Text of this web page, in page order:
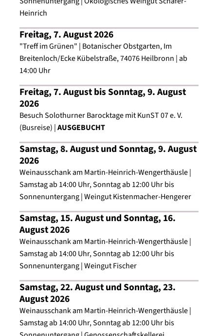
- Kreissparkasse Heilbronn
- (Förderkreis) Wirtschaftsjunioren Heilbronn-Franken
- Wirtschaftsförderung Stadt Heilbronn
Die Beiratssitzungen finden an folgenden Tagen statt:
- Montag, 6. Juli 2026 um 16 Uhr im Heilbronner
Schießhaus mit anschließendem Besuch auf dem
Heilbronner Volksfest
- Dienstag, 24. November 2026 um 18 Uhr Eröffnung
Heilbronner Käthchen Weihnachtsmarkt,
anschließend Wein Villa
Heinrich
Freitag, 7. August 2026
"Treff im Grünen" | Botanischer Obstgarten, Im
Breitenloch/Ecke Kübelstraße, 74076 Heilbronn | ab
14:00 Uhr
Freitag, 7. August bis Sonntag, 9. August
2026
Besuch Solothurner Barocktage mit KunST 07 e. V.
(Busreise) |AUSGEBUCHT
Samstag, 8. August und Sonntag, 9. August
2026
Weinausschank am Martin-Heinrich-Wengerthäusle |
Samstag ab 14:00 Uhr, Sonntag ab 12:00 Uhr bis
Sonnenuntergang | Weingut Kistenmacher-Hengerer
Samstag, 15. August und Sonntag, 16.
August 2026
Weinausschank am Martin-Heinrich-Wengerthäusle |
Samstag ab 14:00 Uhr, Sonntag ab 12:00 Uhr bis
Sonnenuntergang | Weingut Fischer
Samstag, 22. August und Sonntag, 23.
August 2026
Weinausschank am Martin-Heinrich-Wengerthäusle |
Samstag ab 14:00 Uhr, Sonntag ab 12:00 Uhr bis